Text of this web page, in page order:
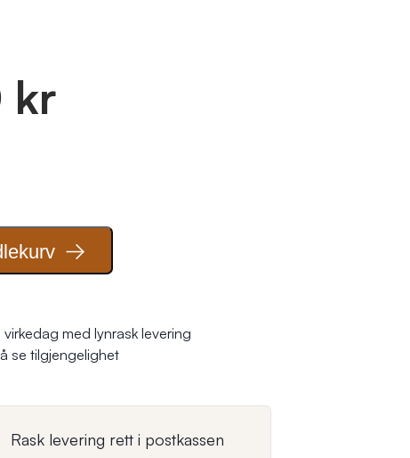
kr
virkedag med lynrask levering
se tilgjengelighet
Rask levering rett i postkassen